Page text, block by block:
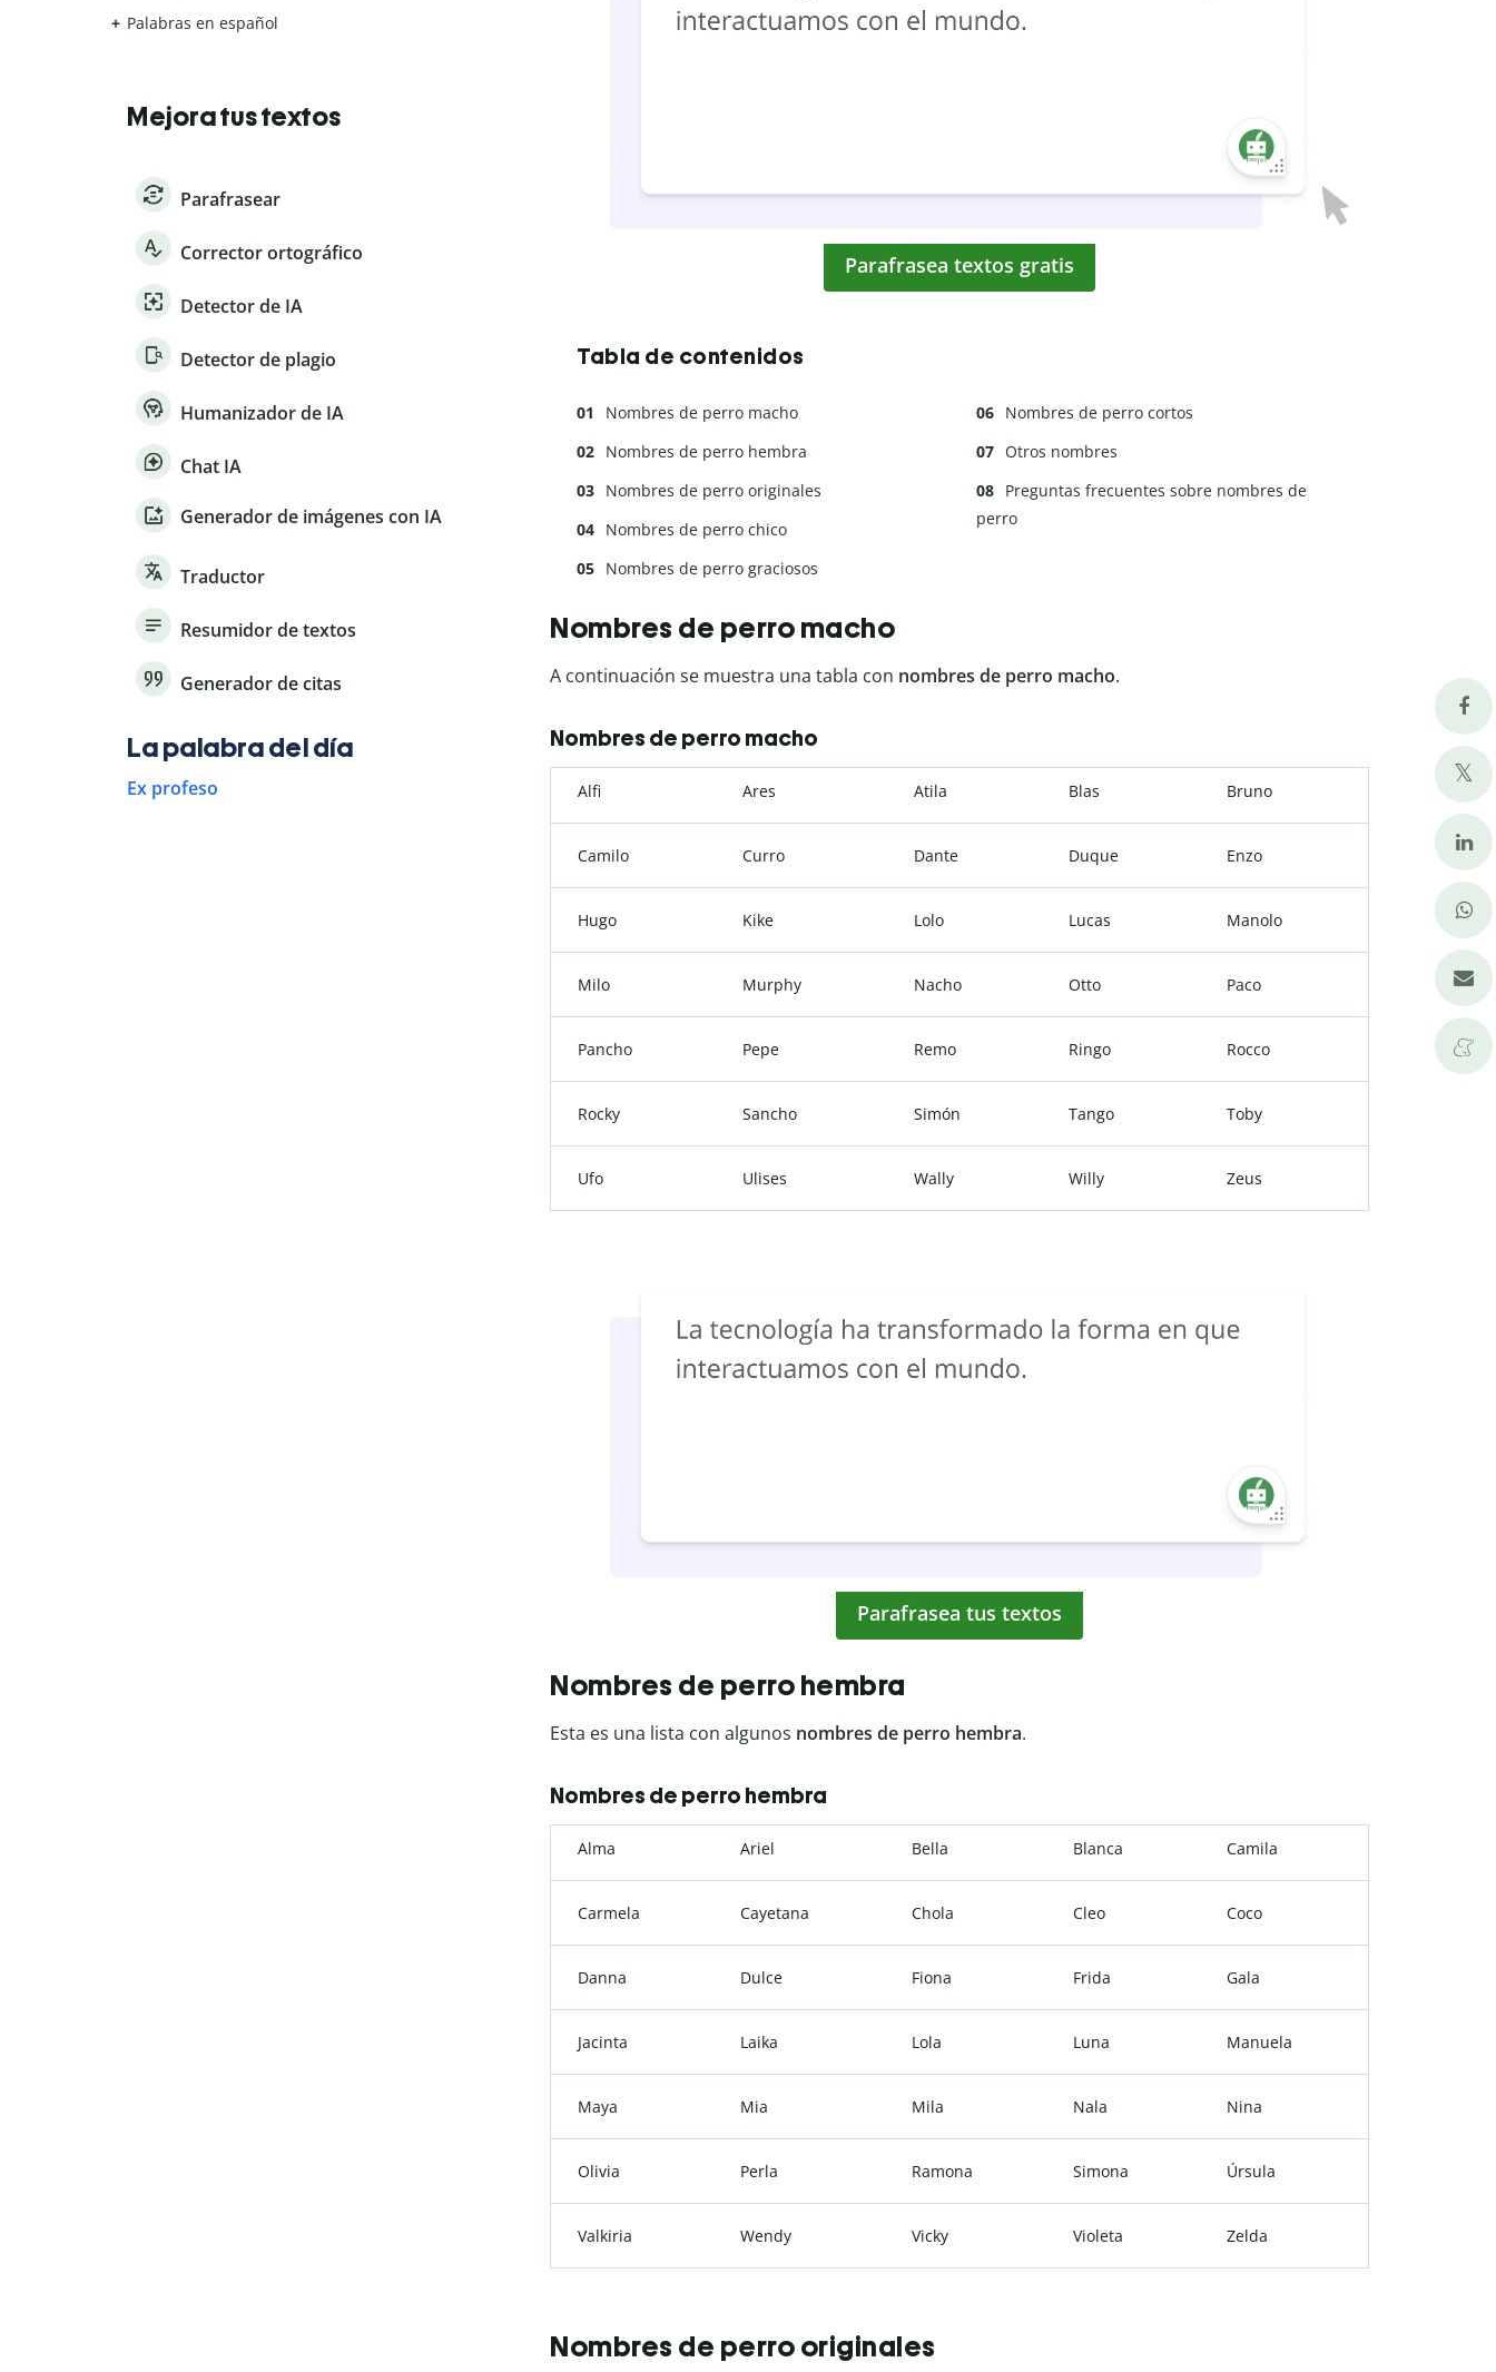
Parafrasea textos gratis
Tabla de contenidos
Nombres de perro macho
Nombres de perro hembra
Nombres de perro originales
Nombres de perro chico
Nombres de perro graciosos
Nombres de perro cortos
Otros nombres
Preguntas frecuentes sobre nombres de
perro
Nombres de perro macho
A continuación se muestra una tabla con nombres de perro macho.
Nombres de perro macho
Alfi Ares Atila Blas Bruno
Camilo Curro Dante Duque Enzo
Hugo Kike Lolo Lucas Manolo
Milo Murphy Nacho Otto Paco
Pancho Pepe Remo Ringo Rocco
Rocky Sancho Simón Tango Toby
Ufo Ulises Wally Willy Zeus
Parafrasea tus textos
Nombres de perro hembra
Esta es una lista con algunos nombres de perro hembra.
Nombres de perro hembra
Alma Ariel Bella Blanca Camila
Carmela Cayetana Chola Cleo Coco
Danna Dulce Fiona Frida Gala
Jacinta Laika Lola Luna Manuela
Maya Mia Mila Nala Nina
Olivia Perla Ramona Simona Úrsula
Valkiria Wendy Vicky Violeta Zelda
Nombres de perro originales
Palabras en español
Mejora tus textos
Parafrasear
Corrector ortográfico
Detector de IA
Detector de plagio
Humanizador de IA
Chat IA
Generador de imágenes con IA
Traductor
Resumidor de textos
Generador de citas
La palabra del día
Ex profeso